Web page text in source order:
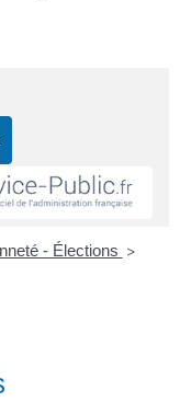
- Élections >